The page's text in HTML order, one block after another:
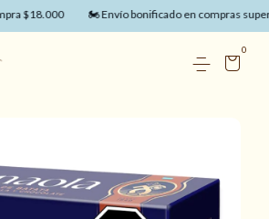
$18.000 🏍️ Envío bonificado en compras
0